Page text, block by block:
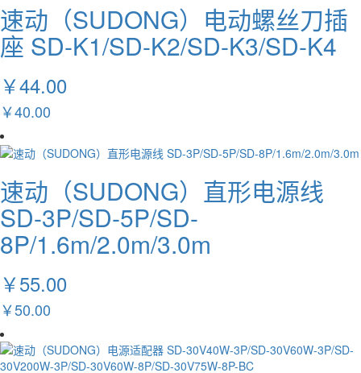
速动（SUDONG）电动螺丝刀插
座 SD-K1/SD-K2/SD-K3/SD-K4
￥44.00
￥40.00
速动（SUDONG）直形电源线
SD-3P/SD-5P/SD-
8P/1.6m/2.0m/3.0m
￥55.00
￥50.00